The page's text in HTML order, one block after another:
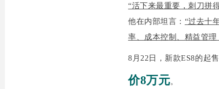
“活下来最重要，刺刀拼
他在内部坦言： “过去十
率、成本控制、精益管
8月22日，新款ES8的起
价8万元。